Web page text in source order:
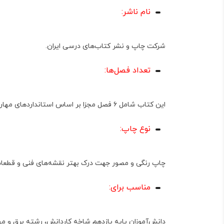
نام ناشر:
شرکت چاپ و نشر کتاب‌های درسی ایران.
تعداد فصل‌ها:
این کتاب شامل ۶ فصل مجزا بر اساس استانداردهای
نوع چاپ:
چاپ رنگی و مصور جهت درک بهتر نقشه‌های فنی و
مناسب برای:
دانش‌آموزان پایه یازدهم شاخهکاردانش، رشته برق و